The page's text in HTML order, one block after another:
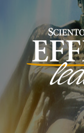
Hva scientologer
Møt en scientolog
Inside a Church
De
Scientology
En introduksjon
Kjærlighet og
Hva er storhet?